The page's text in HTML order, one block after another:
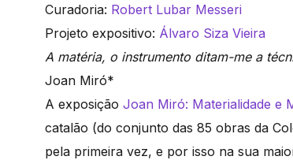
Curadoria: Robert Lubar Messeri
Projeto expositivo: Álvaro Siza Vieira
A matéria, o instrumento ditam-me a
Joan Miró*
A exposição Joan Miró: Materialidade e
catalão (do conjunto das 85 obras da
pela primeira vez, e por isso na sua